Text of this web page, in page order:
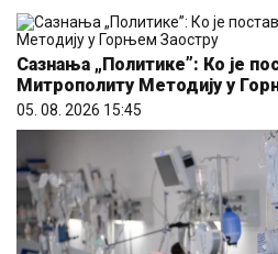
Сазнања „Политике”: Ко је
Митрополиту Методију у
05. 08. 2026 15:45